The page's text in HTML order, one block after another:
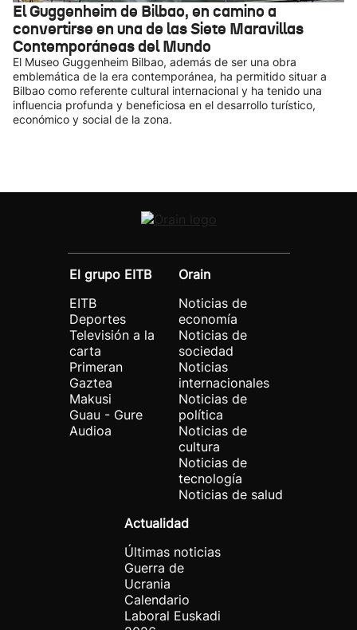
El Guggenheim de Bilbao, en camino a
convertirse en una de las Siete Maravillas
Contemporáneas del Mundo
El Museo Guggenheim Bilbao, además de ser una obra
emblemática de la era contemporánea, ha permitido situar a
Bilbao como referente cultural internacional y ha tenido una
influencia profunda y beneficiosa en el desarrollo turístico,
económico y social de la zona.
El grupo EITB
EITB
Deportes
Televisión a la
carta
Primeran
Gaztea
Makusi
Guau - Gure
Audioa
Orain
Noticias de
economía
Noticias de
sociedad
Noticias
internacionales
Noticias de
política
Noticias de
cultura
Noticias de
tecnología
Noticias de salud
Actualidad
Últimas noticias
Guerra de
Ucrania
Calendario
Laboral Euskadi